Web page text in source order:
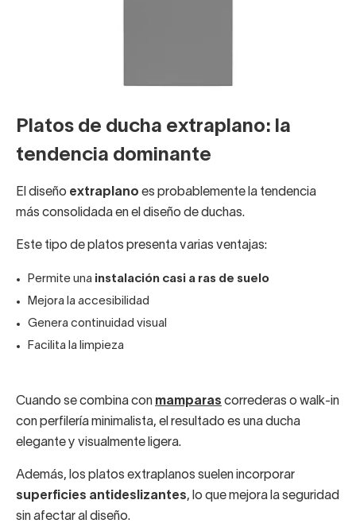
Platos de ducha extraplano: la
tendencia dominante
El diseño extraplano es probablemente la tendencia
más consolidada en el diseño de duchas.
Este tipo de platos presenta varias ventajas:
Permite una instalación casi a ras de suelo
Mejora la accesibilidad
Genera continuidad visual
Facilita la limpieza
Cuando se combina con mamparas correderas o walk-in
con perfilería minimalista, el resultado es una ducha
elegante y visualmente ligera.
Además, los platos extraplanos suelen incorporar
superficies antideslizantes, lo que mejora la seguridad
sin afectar al diseño.